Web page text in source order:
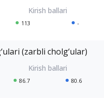
113 -
(zarbli cholg‘ular)
86.7 80.6